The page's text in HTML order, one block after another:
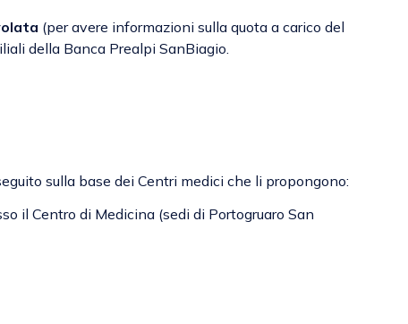
(per avere informazioni sulla quota a carico del
della Banca Prealpi SanBiagio.
sulla base dei Centri medici che li propongono:
il Centro di Medicina (sedi di Portogruaro San